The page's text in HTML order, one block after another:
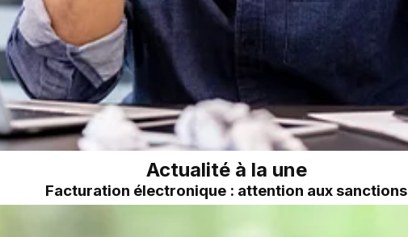
Actualité à la une
Facturation électronique : attention aux sanctions